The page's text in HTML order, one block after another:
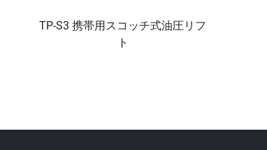
TP-S3 携帯用スコッチ式油圧リフ
ト